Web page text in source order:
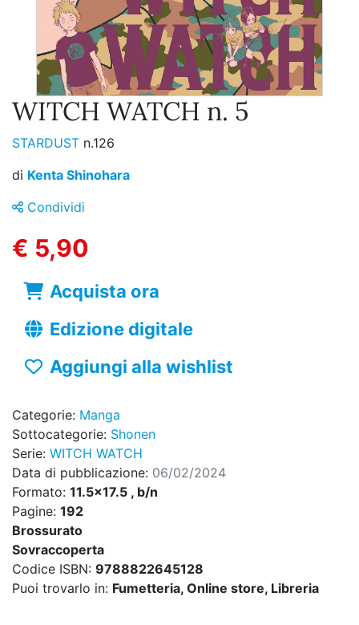
WITCH WATCH n. 5
STARDUST n.126
di Kenta Shinohara
Condividi
€ 5,90
Acquista ora
Edizione digitale
Aggiungi alla wishlist
Categorie: Manga
Sottocategorie: Shonen
Serie: WITCH WATCH
Data di pubblicazione: 06/02/2024
Formato: 11.5x17.5 , b/n
Pagine: 192
Brossurato
Sovraccoperta
Codice ISBN: 9788822645128
Puoi trovarlo in: Fumetteria, Online store, Libreria